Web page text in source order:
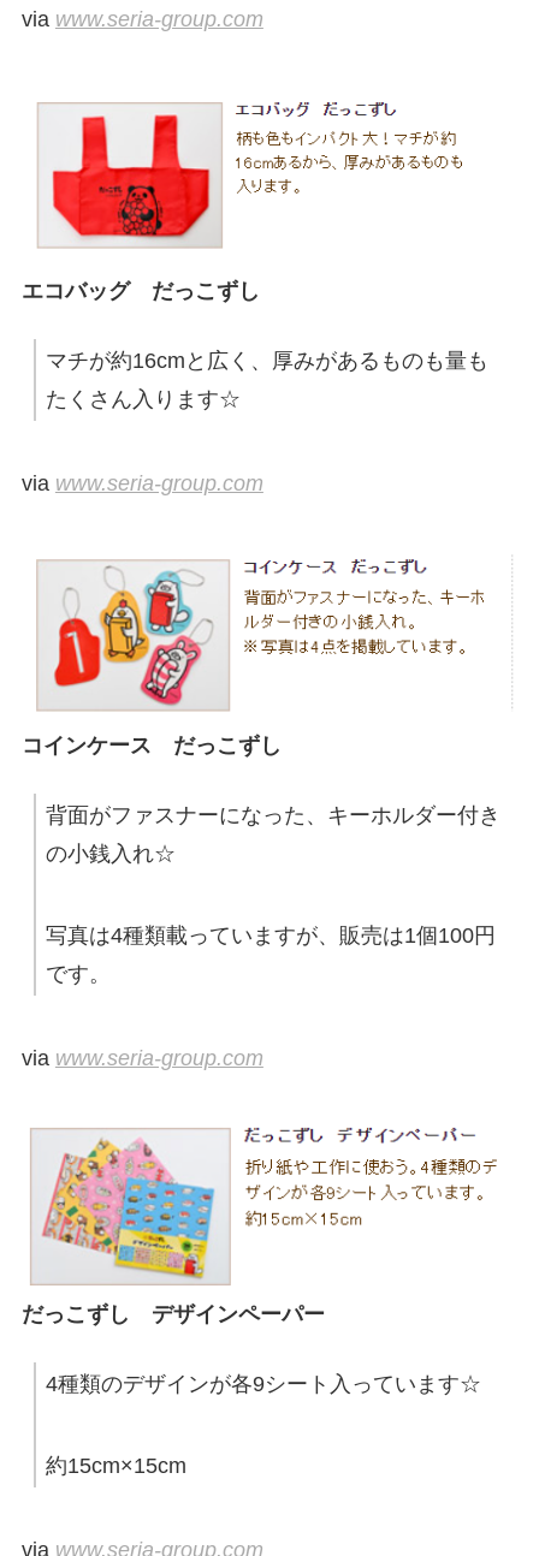
via www.seria-group.com
エコバッグ だっこずし
マチが約16cmと広く、厚みがあるものも量も
たくさん入ります☆
via www.seria-group.com
コインケース だっこずし
背面がファスナーになった、キーホルダー付き
の小銭入れ☆
写真は4種類載っていますが、販売は1個100円
です。
via www.seria-group.com
だっこずし デザインペーパー
4種類のデザインが各9シート入っています☆
約15cm×15cm
via www.seria-group.com